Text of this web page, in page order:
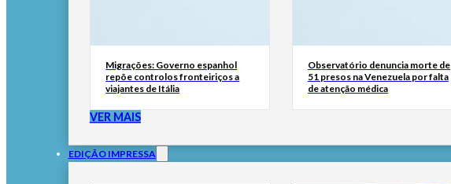
Migrações: Governo espanhol
repõe controlos fronteiriços a
viajantes de Itália
Observatório denuncia morte de
51 presos na Venezuela por falta
de atenção médica
VER MAIS
EDIÇÃO IMPRESSA